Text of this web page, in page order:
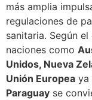
más amplia
regulaciones de
sanitaria. Según
naciones como
Unidos, Nueva
Unión Europea ya
Paraguay se